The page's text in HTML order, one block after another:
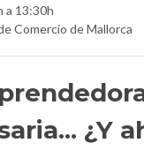
a 13:30h
Comercio de Mallorca
¿Y